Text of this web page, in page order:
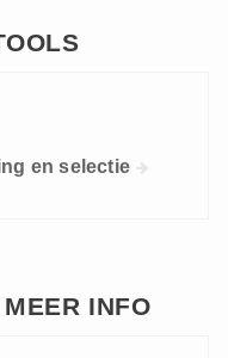
en selectie
INFO